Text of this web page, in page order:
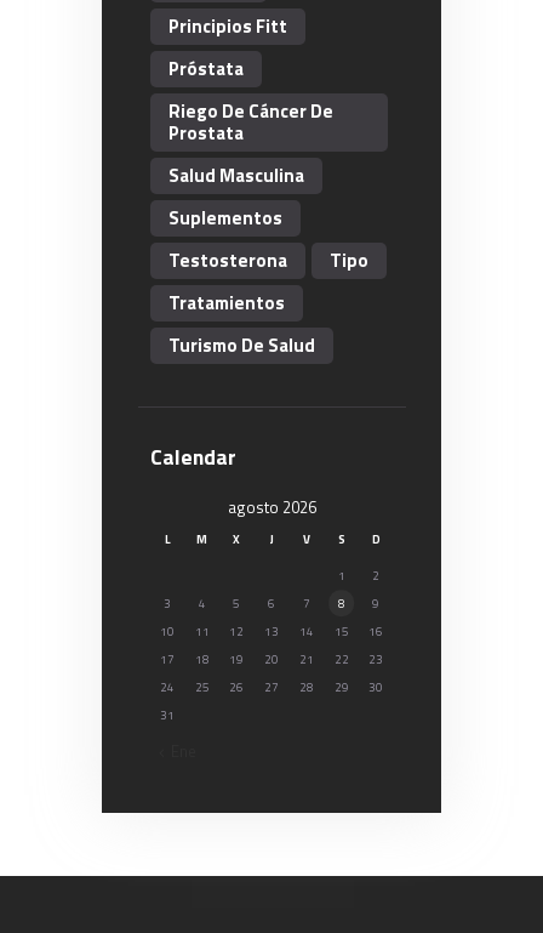
Principios Fitt
Próstata
Riego De Cáncer De
Prostata
Salud Masculina
Suplementos
Testosterona
Tipo
Tratamientos
Turismo De Salud
Calendar
agosto 2026
L M X J V S
D
1
2
3
4 5 6 7 8
9
10
11 12 13 14 15
16
17
18 19 20 21 22
23
24
25 26 27 28 29
30
31